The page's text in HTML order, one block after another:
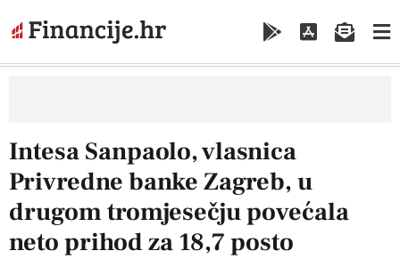
Intesa Sanpaolo, vlasnica
Privredne banke Zagreb, u
drugom tromjesečju povećala
neto prihod za 18,7 posto